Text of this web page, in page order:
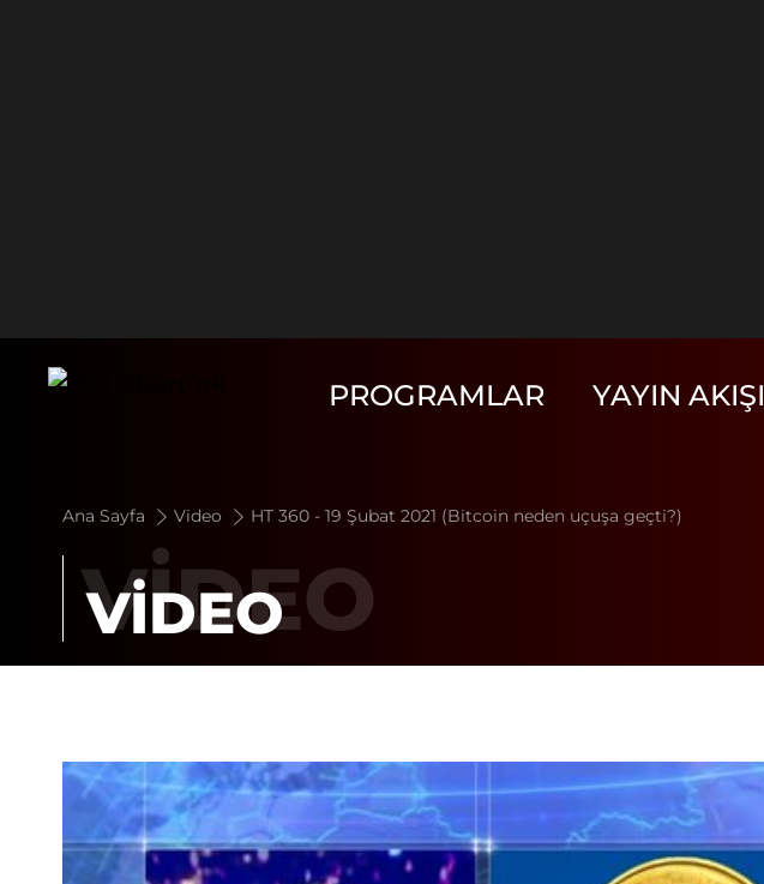
PROGRAMLAR YAYIN AKIŞI
Ana Sayfa Video HT 360 - 19 Şubat 2021 (Bitcoin neden uçuşa geçti?)
VİDEO